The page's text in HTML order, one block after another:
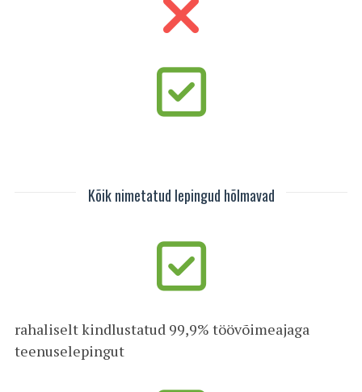
Kõik nimetatud lepingud hõlmavad
rahaliselt kindlustatud 99,9% töövõimeajaga
teenuselepingut